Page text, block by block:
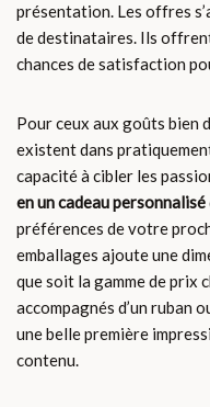
présentation. Les offres
de destinataires. Ils
chances de satisfaction
Pour ceux aux goûts bien
existent dans
capacité à cibler les
en un cadeau personnalisé
préférences de votre
emballages ajoute une
que soit la gamme de prix
accompagnés d’un ruban
une belle première
contenu.